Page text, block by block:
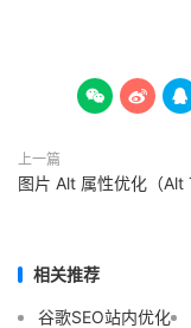
  
上一篇
图片 Alt 属性优化（Alt
相关推荐
谷歌SEO站内优化